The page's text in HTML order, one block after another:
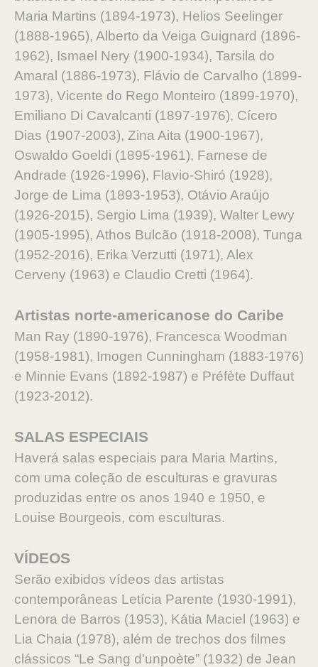
Maria Martins (1894-1973), Helios Seelinger
(1888-1965), Alberto da Veiga Guignard (1896-
1962), Ismael Nery (1900-1934), Tarsila do
Amaral (1886-1973), Flávio de Carvalho (1899-
1973), Vicente do Rego Monteiro (1899-1970),
Emiliano Di Cavalcanti (1897-1976), Cícero
Dias (1907-2003), Zina Aita (1900-1967),
Oswaldo Goeldi (1895-1961), Farnese de
Andrade (1926-1996), Flavio-Shiró (1928),
Jorge de Lima (1893-1953), Otávio Araújo
(1926-2015), Sergio Lima (1939), Walter Lewy
(1905-1995), Athos Bulcão (1918-2008), Tunga
(1952-2016), Erika Verzutti (1971), Alex
Cerveny (1963) e Claudio Cretti (1964).
Artistas norte-americanose do Caribe
Man Ray (1890-1976), Francesca Woodman
(1958-1981), Imogen Cunningham (1883-1976)
e Minnie Evans (1892-1987) e Préfète Duffaut
(1923-2012).
SALAS ESPECIAIS
Haverá salas especiais para Maria Martins,
com uma coleção de esculturas e gravuras
produzidas entre os anos 1940 e 1950, e
Louise Bourgeois, com esculturas.
VÍDEOS
Serão exibidos vídeos das artistas
contemporâneas Letícia Parente (1930-1991),
Lenora de Barros (1953), Kátia Maciel (1963) e
Lia Chaia (1978), além de trechos dos filmes
clássicos “Le Sang d'unpoète” (1932) de Jean